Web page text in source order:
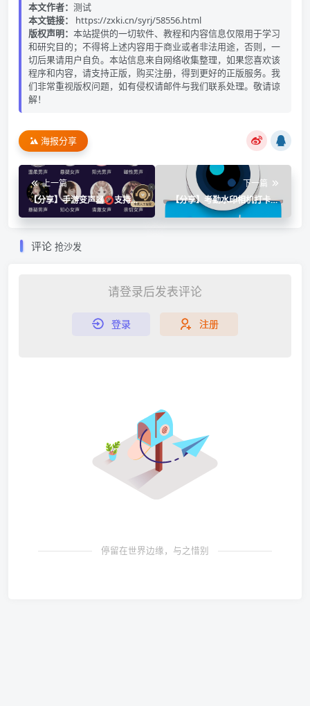
本文作者： 测试
本文链接：
https://zxki.cn/syrj/58556.html
版权声明： 本站提供的一切软件、教程和内容信息仅限用于学习
和研究目的；不得将上述内容用于商业或者非法用途，否则，一
切后果请用户自负。本站信息来自网络收集整理，如果您喜欢该
程序和内容，请支持正版，购买注册，得到更好的正版服务。我
们非常重视版权问题，如有侵权请邮件与我们联系处理。敬请谅
解！
海报分享
上一篇
【分享】手游变声器⭕支持某
薇，扣，游戏⭕好用无广告
下一篇
【分享】考勤水印相机打卡⭐
水印相机定位打卡⭐
评论 抢沙发
请登录后发表评论
登录 注册
停留在世界边缘，与之惜别